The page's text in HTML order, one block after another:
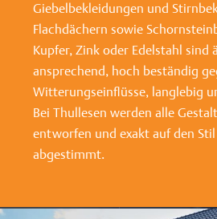
Giebelbekleidungen und
Flachdächern sowie
Kupfer, Zink oder Edelstahl sind
ansprechend, hoch beständig
Witterungseinflüsse, langlebig
Bei Thullesen werden alle
entworfen und exakt auf den
abgestimmt.